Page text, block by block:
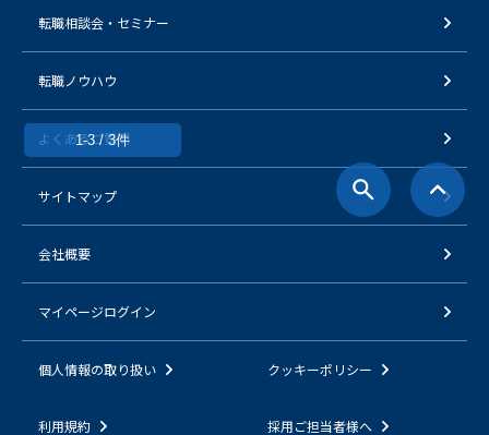
1-3 / 3件
転職相談会・セミナー
転職ノウハウ
よくあるご質問
サイトマップ
会社概要
マイページログイン
個人情報の取り扱い クッキーポリシー
利用規約 採用ご担当者様へ